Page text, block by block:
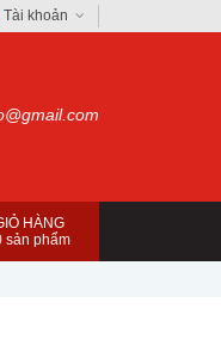
Tài khoản
HÀNG
sản phẩm